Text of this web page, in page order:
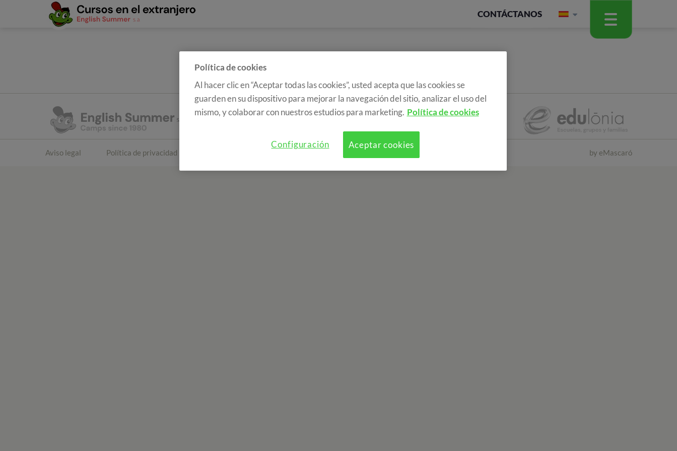
CONTÁCTANOS
Aviso legal Política de privacidad by eMascaró
Política de cookies
Al hacer clic en “Aceptar todas las cookies”, usted acepta que las cookies se
guarden en su dispositivo para mejorar la navegación del sitio, analizar el uso del
mismo, y colaborar con nuestros estudios para marketing. Política de cookies
Aceptar cookies
Configuración